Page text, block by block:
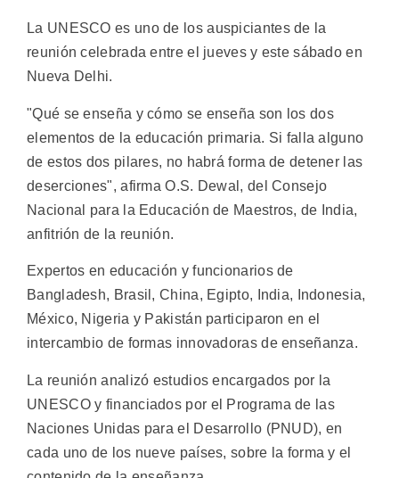
La UNESCO es uno de los auspiciantes de la
reunión celebrada entre el jueves y este sábado en
Nueva Delhi.
"Qué se enseña y cómo se enseña son los dos
elementos de la educación primaria. Si falla alguno
de estos dos pilares, no habrá forma de detener las
deserciones", afirma O.S. Dewal, del Consejo
Nacional para la Educación de Maestros, de India,
anfitrión de la reunión.
Expertos en educación y funcionarios de
Bangladesh, Brasil, China, Egipto, India, Indonesia,
México, Nigeria y Pakistán participaron en el
intercambio de formas innovadoras de enseñanza.
La reunión analizó estudios encargados por la
UNESCO y financiados por el Programa de las
Naciones Unidas para el Desarrollo (PNUD), en
cada uno de los nueve países, sobre la forma y el